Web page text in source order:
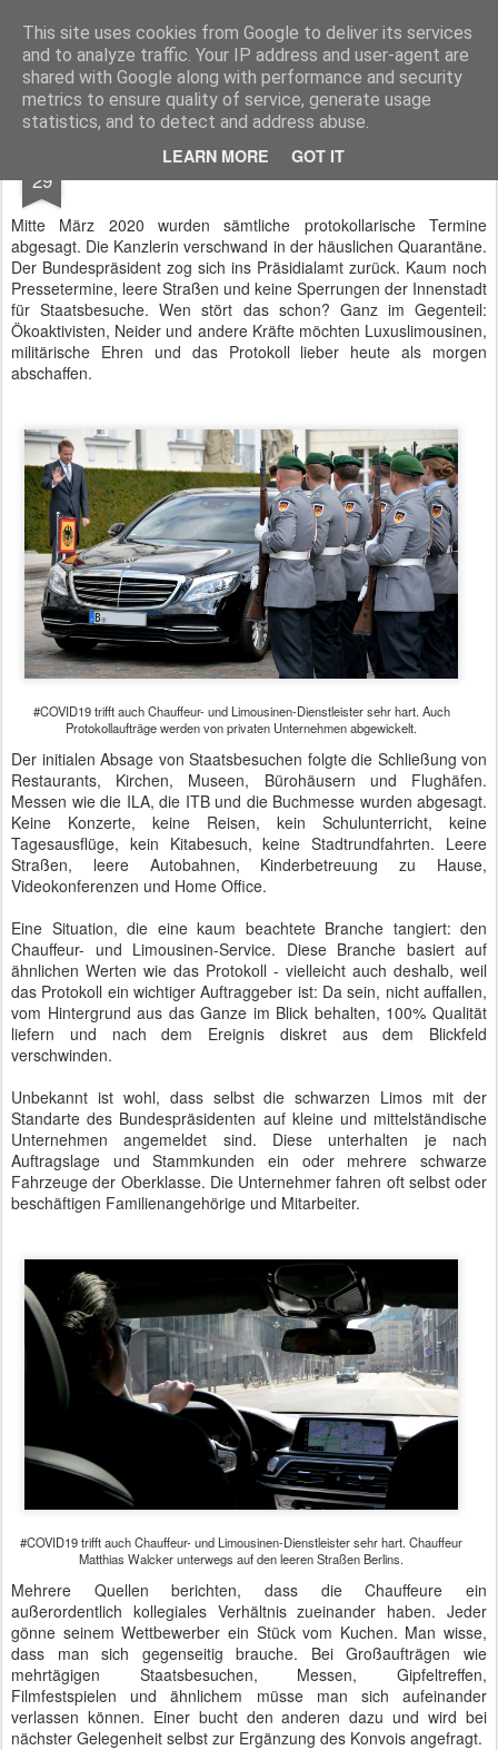
This site uses cookies from Google to deliver its services
and to analyze traffic. Your IP address and user-agent are
shared with Google along with performance and security
metrics to ensure quality of service, generate usage
statistics, and to detect and address abuse.
LEARN MORE GOT IT
BTB concept Media GmbH Presseberichte zu Bundespolitik, Diplomatie, Sicherheitspolitik, Wirtschaft, Fahrzeugtechnik und IT - Pressedienst, Fachartikel, Bildredaktion, O-Ton-Videos
29 #COVID19 - Tod einer Branche
Mitte März 2020 wurden sämtliche protokollarische Termine
abgesagt. Die Kanzlerin verschwand in der häuslichen Quarantäne.
Der Bundespräsident zog sich ins Präsidialamt zurück. Kaum noch
Pressetermine, leere Straßen und keine Sperrungen der Innenstadt
für Staatsbesuche. Wen stört das schon? Ganz im Gegenteil:
Ökoaktivisten, Neider und andere Kräfte möchten Luxuslimousinen,
militärische Ehren und das Protokoll lieber heute als morgen
abschaffen.
#COVID19 trifft auch Chauffeur- und Limousinen-Dienstleister sehr hart. Auch
Protokollaufträge werden von privaten Unternehmen abgewickelt.
Der initialen Absage von Staatsbesuchen folgte die Schließung von
Restaurants, Kirchen, Museen, Bürohäusern und Flughäfen.
Messen wie die ILA, die ITB und die Buchmesse wurden abgesagt.
Keine Konzerte, keine Reisen, kein Schulunterricht, keine
Tagesausflüge, kein Kitabesuch, keine Stadtrundfahrten. Leere
Straßen, leere Autobahnen, Kinderbetreuung zu Hause,
Videokonferenzen und Home Office.
Eine Situation, die eine kaum beachtete Branche tangiert: den
Chauffeur- und Limousinen-Service. Diese Branche basiert auf
ähnlichen Werten wie das Protokoll - vielleicht auch deshalb, weil
das Protokoll ein wichtiger Auftraggeber ist: Da sein, nicht auffallen,
vom Hintergrund aus das Ganze im Blick behalten, 100% Qualität
liefern und nach dem Ereignis diskret aus dem Blickfeld
verschwinden.
Unbekannt ist wohl, dass selbst die schwarzen Limos mit der
Standarte des Bundespräsidenten auf kleine und mittelständische
Unternehmen angemeldet sind. Diese unterhalten je nach
Auftragslage und Stammkunden ein oder mehrere schwarze
Fahrzeuge der Oberklasse. Die Unternehmer fahren oft selbst oder
beschäftigen Familienangehörige und Mitarbeiter.
#COVID19 trifft auch Chauffeur- und Limousinen-Dienstleister sehr hart. Chauffeur
Matthias Walcker unterwegs auf den leeren Straßen Berlins.
Mehrere Quellen berichten, dass die Chauffeure ein
außerordentlich kollegiales Verhältnis zueinander haben. Jeder
gönne seinem Wettbewerber ein Stück vom Kuchen. Man wisse,
dass man sich gegenseitig brauche. Bei Großaufträgen wie
mehrtägigen Staatsbesuchen, Messen, Gipfeltreffen,
Filmfestspielen und ähnlichem müsse man sich aufeinander
verlassen können. Einer bucht den anderen dazu und wird bei
nächster Gelegenheit selbst zur Ergänzung des Konvois angefragt.